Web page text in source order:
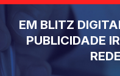
EM BLITZ
PUBLICIDADE